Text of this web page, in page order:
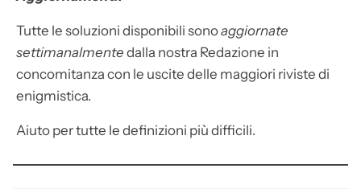
Tutte le soluzioni disponibili sonoaggiornate
settimanalmente dalla nostra Redazione in
concomitanza con le uscite delle maggiori riviste di
enigmistica.
Aiuto per tutte le definizioni più difficili.